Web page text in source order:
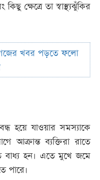
ক্ষেত্রে তা স্বাস্থ্যঝুঁকির
খবর পড়তে ফলো
হয়ে যাওয়ার সমস্যাকে
আক্রান্ত ব্যক্তিরা রাতে
বাধ্য হন। এতে মুখে জমে
পারে।